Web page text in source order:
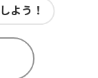
よう！